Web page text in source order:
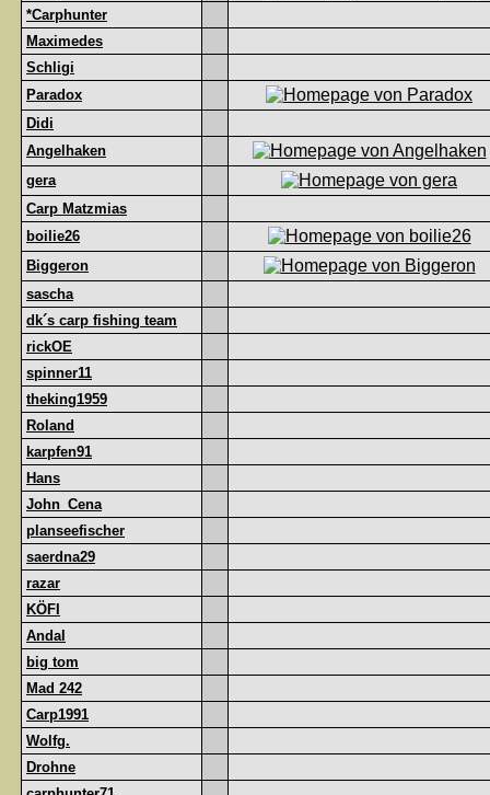
*Carphunter
Maximedes
Schligi
Paradox
Didi
Angelhaken
gera
Carp Matzmias
boilie26
Biggeron
sascha
dk´s carp fishing team
rickOE
spinner11
theking1959
Roland
karpfen91
Hans
John_Cena
planseefischer
saerdna29
razar
KÖFI
Andal
big tom
Mad 242
Carp1991
Wolfg.
Drohne